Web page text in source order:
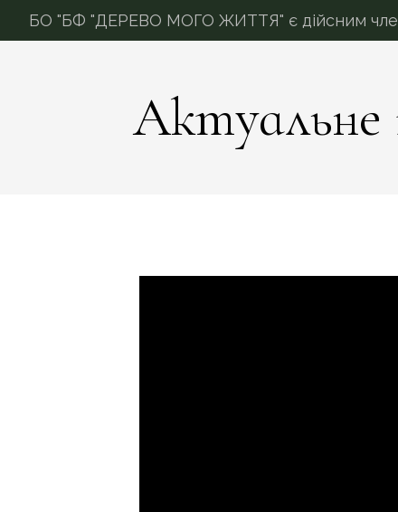
БО "БФ "ДЕРЕВО МОГО ЖИТТЯ" є дійсним
Актуальне